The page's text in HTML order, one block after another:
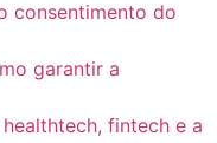
consentimento do
garantir a
fintech e a